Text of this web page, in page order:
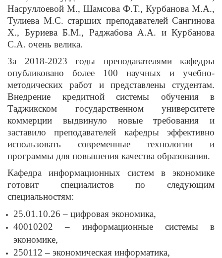
Насруллоевой М., Шамсова Ф.Т., Курбанова М.А.,
Тулиева М.С. старших преподавателей Сангинова
Х., Буриева Б.М., Раджабова А.А. и Курбанова
С.А. очень велика.
За 2018-2023 годы преподавателями кафедры
опубликовано более 100 научных и учебно-
методических работ и представлены студентам.
Внедрение кредитной системы обучения в
Таджикском государственном университете
коммерции выдвинуло новые требования и
заставило преподавателей кафедры эффективно
использовать современные технологии и
программы для повышения качества образования.
Кафедра информационных систем в экономике
готовит специалистов по следующим
специальностям:
25.01.10.26 – цифровая экономика,
40010202 – информационные системы в
экономике,
250112 – экономическая информатика,